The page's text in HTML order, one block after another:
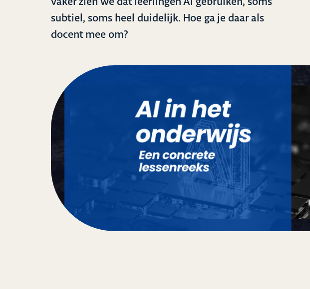
subtiel, soms heel duidelijk. Hoe ga je daar als
docent mee om?